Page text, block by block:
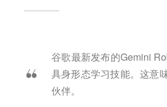
谷歌最新发布的Gemini
具身形态学习技能。这意
伙伴。